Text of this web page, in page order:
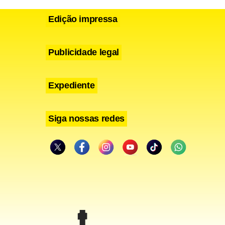
a
coloque
estava
o
risco
Edição impressa
Publicidade legal
Expediente
Siga nossas redes